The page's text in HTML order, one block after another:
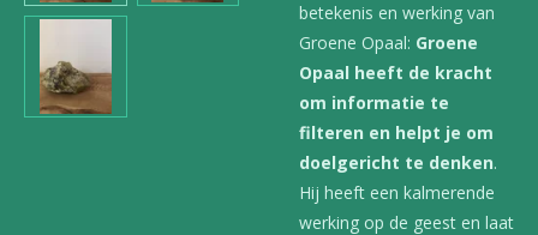
betekenis en werking van
Groene Opaal: Groene
Opaal heeft de kracht
om informatie te
filteren en helpt je om
doelgericht te denken.
Hij heeft een kalmerende
werking op de geest en laat